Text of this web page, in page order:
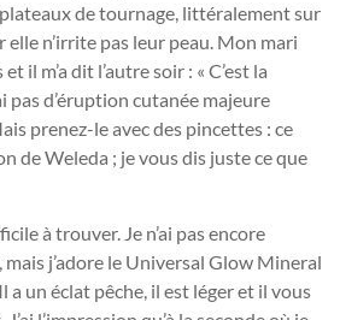
de tournage, littéralement sur
elle n’irrite pas leur peau. Mon mari
il m’a dit l’autre soir : « C’est la
pas d’éruption cutanée majeure
prenez-le avec des pincettes : ce
de Weleda ; je vous dis juste ce que
à trouver. Je n’ai pas encore
j’adore le Universal Glow Mineral
a un éclat pêche, il est léger et il vous